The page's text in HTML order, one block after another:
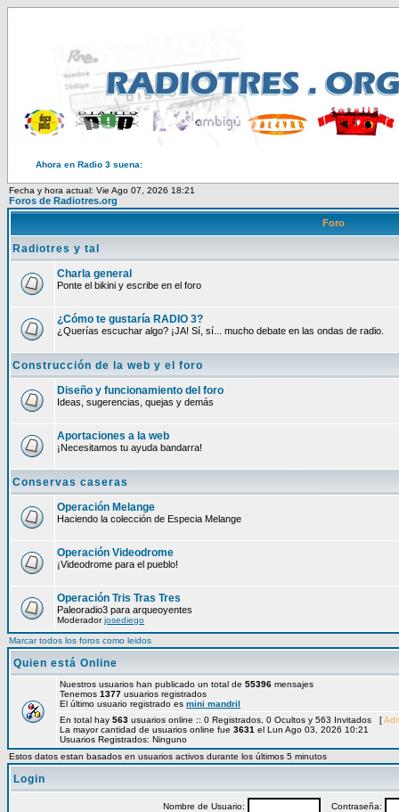
Ahora en Radio 3 suena:
Fecha y hora actual: Vie Ago 07, 2026 18:21
Foros de Radiotres.org
Foro
Radiotres y tal
Charla general
Ponte el bikini y escribe en el foro
¿Cómo te gustaría RADIO 3?
¿Querías escuchar algo? ¡JA! Sí, sí... mucho debate en las ondas de radio.
Construcción de la web y el foro
Diseño y funcionamiento del foro
Ideas, sugerencias, quejas y demás
Aportaciones a la web
¡Necesitamos tu ayuda bandarra!
Conservas caseras
Operación Melange
Haciendo la colección de Especia Melange
Operación Videodrome
¡Videodrome para el pueblo!
Operación Tris Tras Tres
Paleoradio3 para arqueoyentes
Moderadorjosediego
Marcar todos los foros como leidos
Quien está Online
Nuestros usuarios han publicado un total de 55396 mensajes
Tenemos 1377 usuarios registrados
El último usuario registrado es mini mandril
En total hay 563 usuarios online :: 0 Registrados, 0 Ocultos y 563 Invitados [
La mayor cantidad de usuarios online fue 3631 el Lun Ago 03, 2026 10:21
Usuarios Registrados: Ninguno
Estos datos estan basados en usuarios activos durante los últimos 5 minutos
Login
Nombre de Usuario: Contraseña: